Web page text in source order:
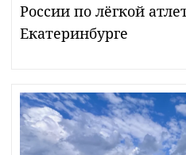
России по лёгкой
Екатеринбурге